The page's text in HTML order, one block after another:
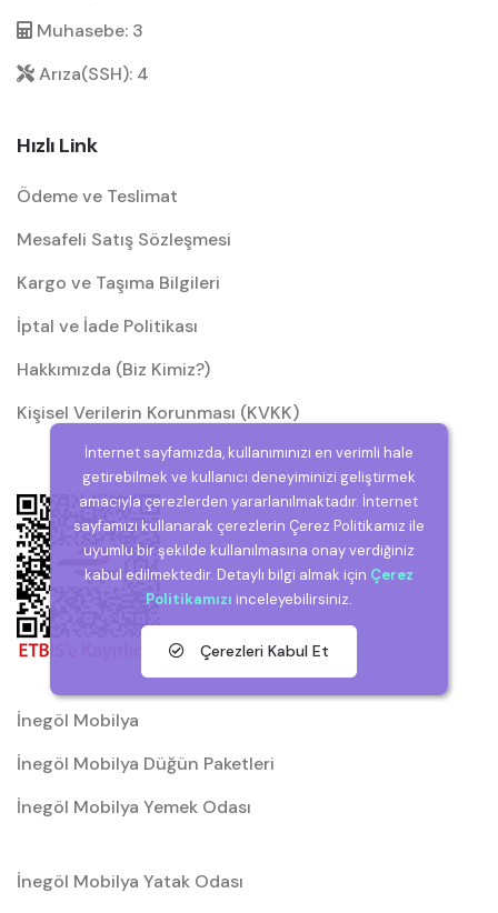
Muhasebe: 3
Arıza(SSH): 4
Hızlı Link
Ödeme ve Teslimat
Mesafeli Satış Sözleşmesi
Kargo ve Taşıma Bilgileri
İptal ve İade Politikası
Hakkımızda (Biz Kimiz?)
Kişisel Verilerin Korunması (KVKK)
İnegöl Mobilya
İnegöl Mobilya Düğün Paketleri
İnegöl Mobilya Yemek Odası
İnegöl Mobilya Yatak Odası
İnternet sayfamızda, kullanımınızı en verimli hale
getirebilmek ve kullanıcı deneyiminizi geliştirmek
amacıyla çerezlerden yararlanılmaktadır. İnternet
sayfamızı kullanarak çerezlerin Çerez Politikamız ile
uyumlu bir şekilde kullanılmasına onay verdiğiniz
kabul edilmektedir. Detaylı bilgi almak için Çerez
Politikamızı inceleyebilirsiniz.
Çerezleri Kabul Et